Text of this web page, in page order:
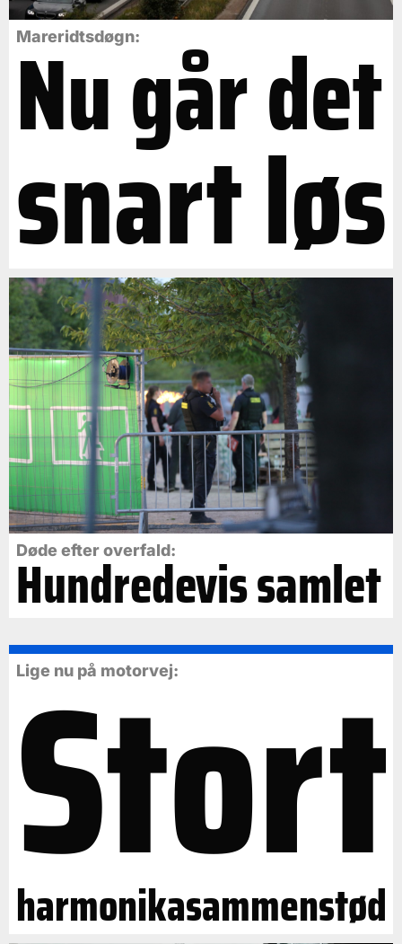
Mareridtsdøgn:
Nu går det
snart løs
Døde efter overfald:
Hundredevis samlet
Lige nu på motorvej:
Stort
harmonikasammenstød